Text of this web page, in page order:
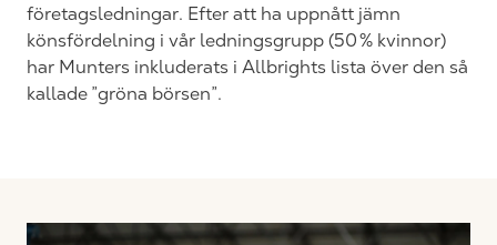
företagsledningar. Efter att ha uppnått jämn
könsfördelning i vår ledningsgrupp (50 % kvinnor)
har Munters inkluderats i Allbrights lista över den så
kallade ”gröna börsen”.